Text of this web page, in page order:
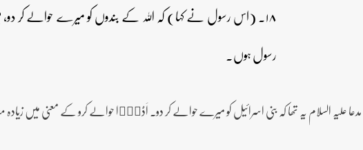
۱۸۔ (اس رسول نے کہا) کہ اللہ کے بندوں کو میرے حوالے کر دو،
رسول ہوں۔